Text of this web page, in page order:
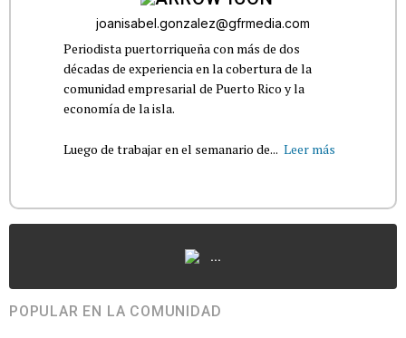
joanisabel.gonzalez@gfrmedia.com
Periodista puertorriqueña con más de dos
décadas de experiencia en la cobertura de la
comunidad empresarial de Puerto Rico y la
economía de la isla.
Luego de trabajar en el semanario de... Leer más
...
POPULAR EN LA COMUNIDAD